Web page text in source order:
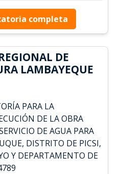
completa
DE
LAMBAYEQUE
PARA LA
DE LA OBRA
DE AGUA PARA
DISTRITO DE PICSI,
Y DEPARTAMENTO DE